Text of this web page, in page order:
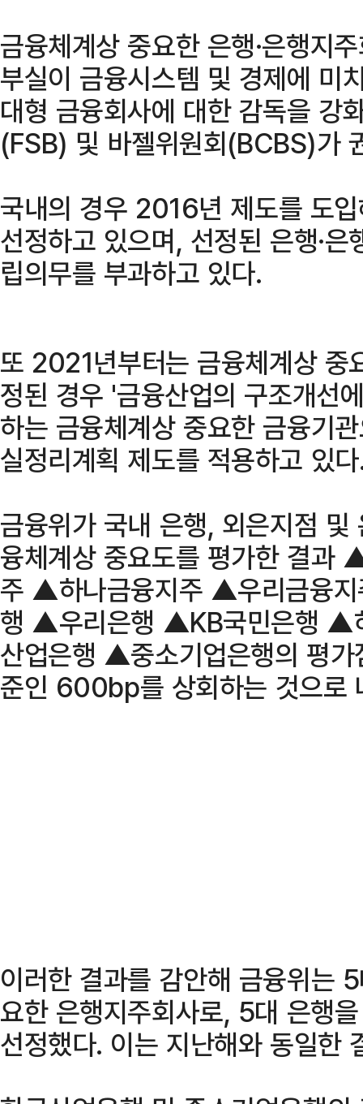
금융체계상 중요한 은행·은행지
부실이 금융시스템 및 경제에 미
대형 금융회사에 대한 감독을 강
(FSB) 및 바젤위원회(BCBS)가
국내의 경우 2016년 제도를 도
선정하고 있으며, 선정된 은행·
립의무를 부과하고 있다.
또 2021년부터는 금융체계상 중
정된 경우 '금융산업의 구조개선
하는 금융체계상 중요한 금융기
실정리계획 제도를 적용하고 있
금융위가 국내 은행, 외은지점
융체계상 중요도를 평가한 결
주 ▲하나금융지주 ▲우리금융
행 ▲우리은행 ▲KB국민은행 ▲
산업은행 ▲중소기업은행의 평
준인 600bp를 상회하는 것으로
이러한 결과를 감안해 금융위는
요한 은행지주회사로, 5대 은행
선정했다. 이는 지난해와 동일한